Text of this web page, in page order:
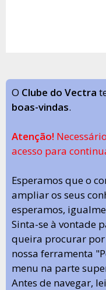
O Clube do Vectra
boas-vindas.
Atenção!
acesso para
Esperamos que o
ampliar os seus
esperamos,
Sinta-se à vontade
queira procurar por
nossa ferramenta
menu na parte
Antes de navegar,